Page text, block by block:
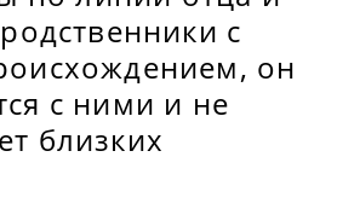
с
он
с ними и не
близких